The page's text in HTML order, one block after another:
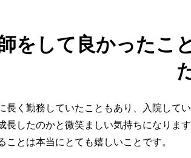
をして良かったこ
長く勤務していたこともあり、入院して
長したのかと微笑ましい気持ちになりま
ことは本当にとても嬉しいことです。